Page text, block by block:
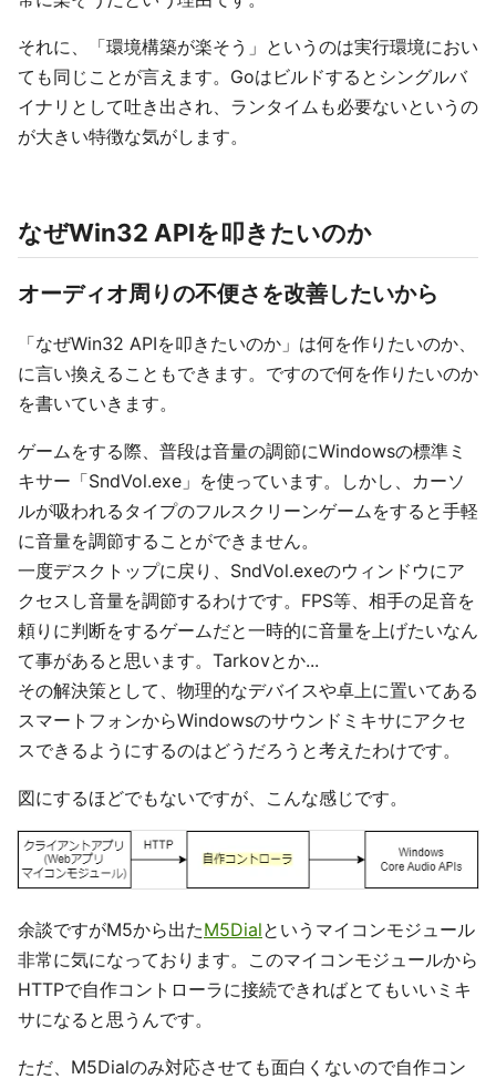
それに、「環境構築が楽そう」というのは実行環境におい
ても同じことが言えます。Goはビルドするとシングルバ
イナリとして吐き出され、ランタイムも必要ないというの
が大きい特徴な気がします。
なぜWin32 APIを叩きたいのか
オーディオ周りの不便さを改善したいから
「なぜWin32 APIを叩きたいのか」は何を作りたいのか、
に言い換えることもできます。ですので何を作りたいのか
を書いていきます。
ゲームをする際、普段は音量の調節にWindowsの標準ミ
キサー「SndVol.exe」を使っています。しかし、カーソ
ルが吸われるタイプのフルスクリーンゲームをすると手軽
に音量を調節することができません。
一度デスクトップに戻り、SndVol.exeのウィンドウにア
クセスし音量を調節するわけです。FPS等、相手の足音を
頼りに判断をするゲームだと一時的に音量を上げたいなん
て事があると思います。Tarkovとか...
その解決策として、物理的なデバイスや卓上に置いてある
スマートフォンからWindowsのサウンドミキサにアクセ
スできるようにするのはどうだろうと考えたわけです。
図にするほどでもないですが、こんな感じです。
余談ですがM5から出たM5Dialというマイコンモジュール
非常に気になっております。このマイコンモジュールから
HTTPで自作コントローラに接続できればとてもいいミキ
サになると思うんです。
ただ、M5Dialのみ対応させても面白くないので自作コン